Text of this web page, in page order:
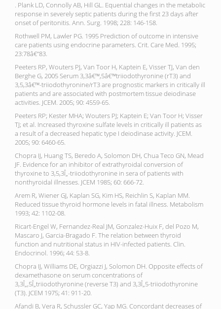
. Plank LD, Connolly AB, Hill GL. Equential changes in the metabolic
response in severely septic patients during the first 23 days after
onset of peritonitis. Ann. Surg. 1998; 228: 146-158.
Rothwell PM, Lawler PG. 1995 Prediction of outcome in intensive
care patients using endocrine parameters. Crit. Care Med. 1995;
23:78â€“83.
Peeters RP, Wouters PJ, Van Toor H, Kaptein E, Visser TJ, Van den
Berghe G, 2005 Serum 3,3â€™,5â€™triiodothyronine (rT3) and
3,5,3â€™-triiodothyronine/rT3 are prognostic markers in critically ill
patients and are associated with postmortem tissue deiodinase
activities. JCEM. 2005; 90: 4559-65.
Peeters RP; Kester MHA; Wouters PJ; Kaptein E; Van Toor H; Visser
TJ; et al. Increased thyroxine sulfate levels in critically ill patients as
a result of a decreased hepatic type I deiodinase activity. JCEM.
2005; 90: 6460-65.
Chopra IJ, Huang TS, Beredo A, Solomon DH, Chua Teco GN, Mead
JF. Evidence for an inhibitor of extrathyroidal conversion of
thyroxine to 3,5,3Î„-triiodothyronine in sera of patients with
nonthyroidal illnesses. JCEM 1985; 60: 666-72.
Arem R, Wiener GJ, Kaplan SG, Kim HS, Reichlin S, Kaplan MM.
Reduced tissue thyroid hormone levels in fatal illness. Metabolism
1993; 42: 1102-08.
Ricart-Engel W, Fernandez-Real JM, Gonzalez-Huix F, del Pozo M,
Mascaro J, Garcia-Bragado F. The relation between thyroid
function and nutritional status in HIV-infected patients. Clin.
Endocrinol. 1996; 44: 53-8.
Chopra IJ, Williams DE, Orgiazzi J, Solomon DH. Opposite effects of
dexamethasone on serum concentrations of
3,3Î„,5Î„triiodothyronine (reverse T3) and 3,3Î„5-triiodothyronine
(T3). JCEM 1975; 41: 911-20.
Afandi B, Vera R, Schussler GC, Yap MG. Concordant decreases of